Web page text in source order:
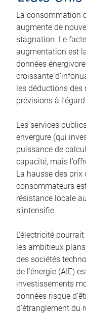
La consommation
augmente de
stagnation. Le
augmentation est
données
croissante
les déductions des
prévisions à
Les services
envergure (qui
puissance de
capacité, mais
La hausse des prix
consommateurs
résistance locale
s’intensifie.
L’électricité
les ambitieux
des sociétés
de l’énergie (AIE)
investissements
données risque
d’étranglement du